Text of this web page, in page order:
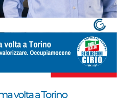
volta a Torino